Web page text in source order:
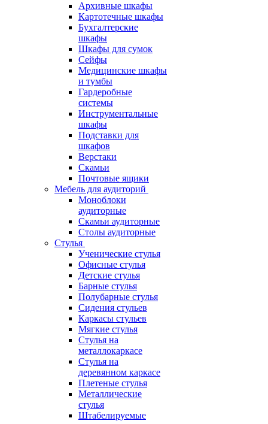
Архивные шкафы
Картотечные шкафы
Бухгалтерские
шкафы
Шкафы для сумок
Сейфы
Медицинские шкафы
и тумбы
Гардеробные
системы
Инструментальные
шкафы
Подставки для
шкафов
Верстаки
Скамьи
Почтовые ящики
Мебель для аудиторий
Моноблоки
аудиторные
Скамьи аудиторные
Столы аудиторные
Стулья
Ученические стулья
Офисные стулья
Детские стулья
Барные стулья
Полубарные стулья
Сидения стульев
Каркасы стульев
Мягкие стулья
Стулья на
металлокаркасе
Стулья на
деревянном каркасе
Плетеные стулья
Металлические
стулья
Штабелируемые